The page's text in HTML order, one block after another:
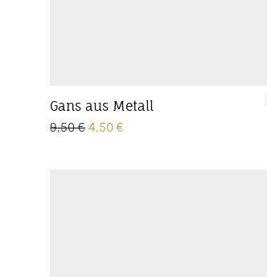
Gans aus Metall
9,50€ Ursprünglicher Preis war: 9,50 €
4,50 €